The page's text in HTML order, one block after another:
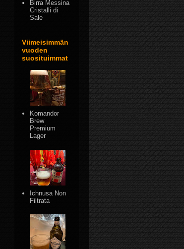
Birra Messina
Cristalli di
Sale
Viimeisimmän
vuoden
suosituimmat
Komandor
Brew
Premium
Lager
Ichnusa Non
Filtrata